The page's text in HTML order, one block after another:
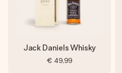
Jack Daniels Whisky
€ 49,99